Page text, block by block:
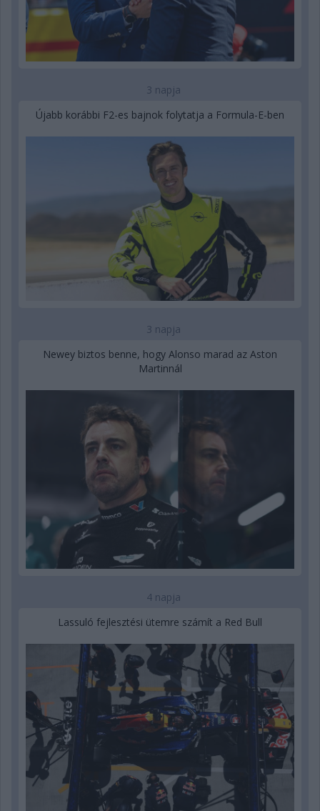
3 napja
Újabb korábbi F2-es bajnok folytatja a Formula-E-ben
3 napja
Newey biztos benne, hogy Alonso marad az Aston
Martinnál
4 napja
Lassuló fejlesztési ütemre számít a Red Bull